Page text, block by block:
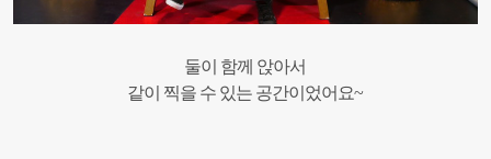
둘이 함께 앉아서
같이 찍을 수 있는 공간이었어요~